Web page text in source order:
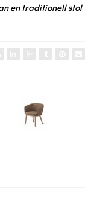
en traditionell stol